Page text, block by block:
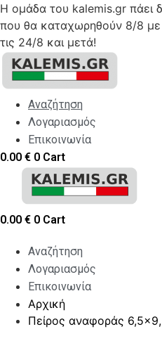
Η ομάδα του kalemis.gr πάει
που θα καταχωρηθούν 8/8
τις 24/8 και μετά!
Skip
content
Αναζήτηση
Λογαριασμός
Επικοινωνία
0.00 € 0 Cart
0.00 € 0 Cart
Αναζήτηση
Λογαριασμός
Επικοινωνία
Αρχική
Πείρος αναφοράς